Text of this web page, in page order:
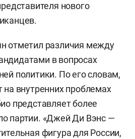
нового
отметил различия между
в вопросах
политики. По его словам,
на внутренних проблемах
представляет более
партии. «Джей Ди Вэнс —
фигура для России,